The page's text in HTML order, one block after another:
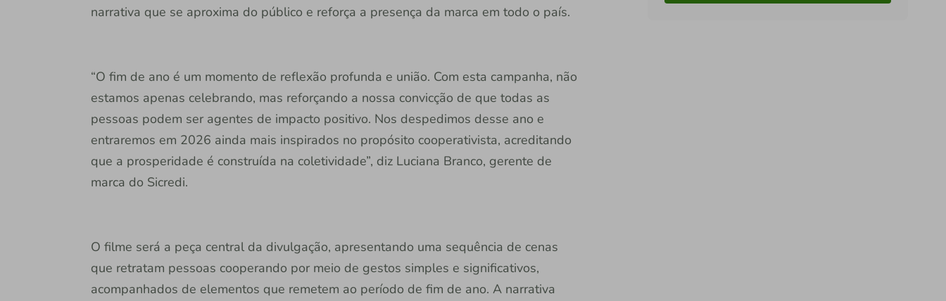
narrativa que se aproxima do público e reforça a presença da marca em todo o país.
“O fim de ano é um momento de reflexão profunda e união. Com esta campanha, não
estamos apenas celebrando, mas reforçando a nossa convicção de que todas as
pessoas podem ser agentes de impacto positivo. Nos despedimos desse ano e
entraremos em 2026 ainda mais inspirados no propósito cooperativista, acreditando
que a prosperidade é construída na coletividade”, diz Luciana Branco, gerente de
marca do Sicredi.
O filme será a peça central da divulgação, apresentando uma sequência de cenas
que retratam pessoas cooperando por meio de gestos simples e significativos,
acompanhados de elementos que remetem ao período de fim de ano. A narrativa